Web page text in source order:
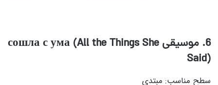
6. موسیقی сошла с ума (All the Things She
Said)
سطح مناسب: مبتدی